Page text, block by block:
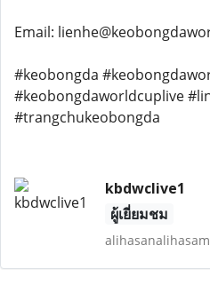
Email:
#keobongda
#keobongdaworldcuplive
#trangchukeobongda
kbdwclive1
ผู้เยี่ยมชม